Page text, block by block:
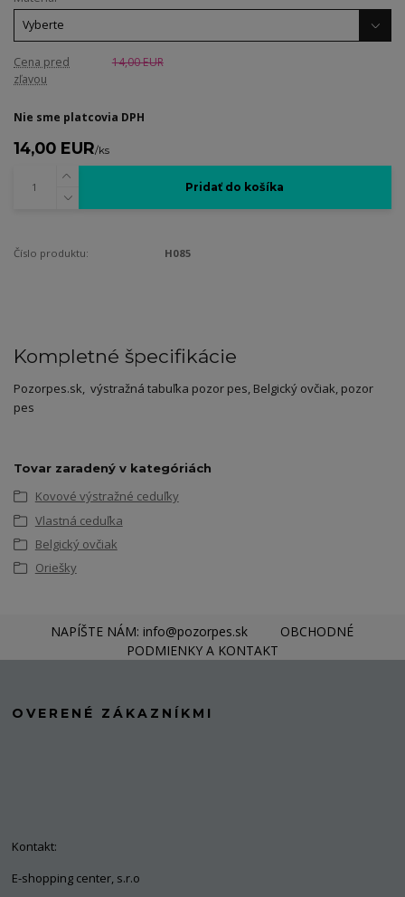
Cena pred
zľavou
14,00 EUR
Nie sme platcovia DPH
14,00 EUR/ks
Pridať do košíka
Číslo produktu: H085
Kompletné špecifikácie
Pozorpes.sk, výstražná tabuľka pozor pes, Belgický ovčiak, pozor
pes
Tovar zaradený v kategóriách
Kovové výstražné ceduľky
Vlastná ceduľka
Belgický ovčiak
Oriešky
NAPÍŠTE NÁM: info@pozorpes.sk
OBCHODNÉ
PODMIENKY A KONTAKT
OVERENÉ ZÁKAZNÍKMI
Kontakt:
E-shopping center, s.r.o